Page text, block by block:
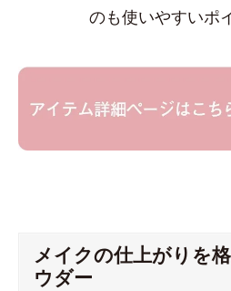
のも使いやすいポ
メイクの仕上がりを
ウダー